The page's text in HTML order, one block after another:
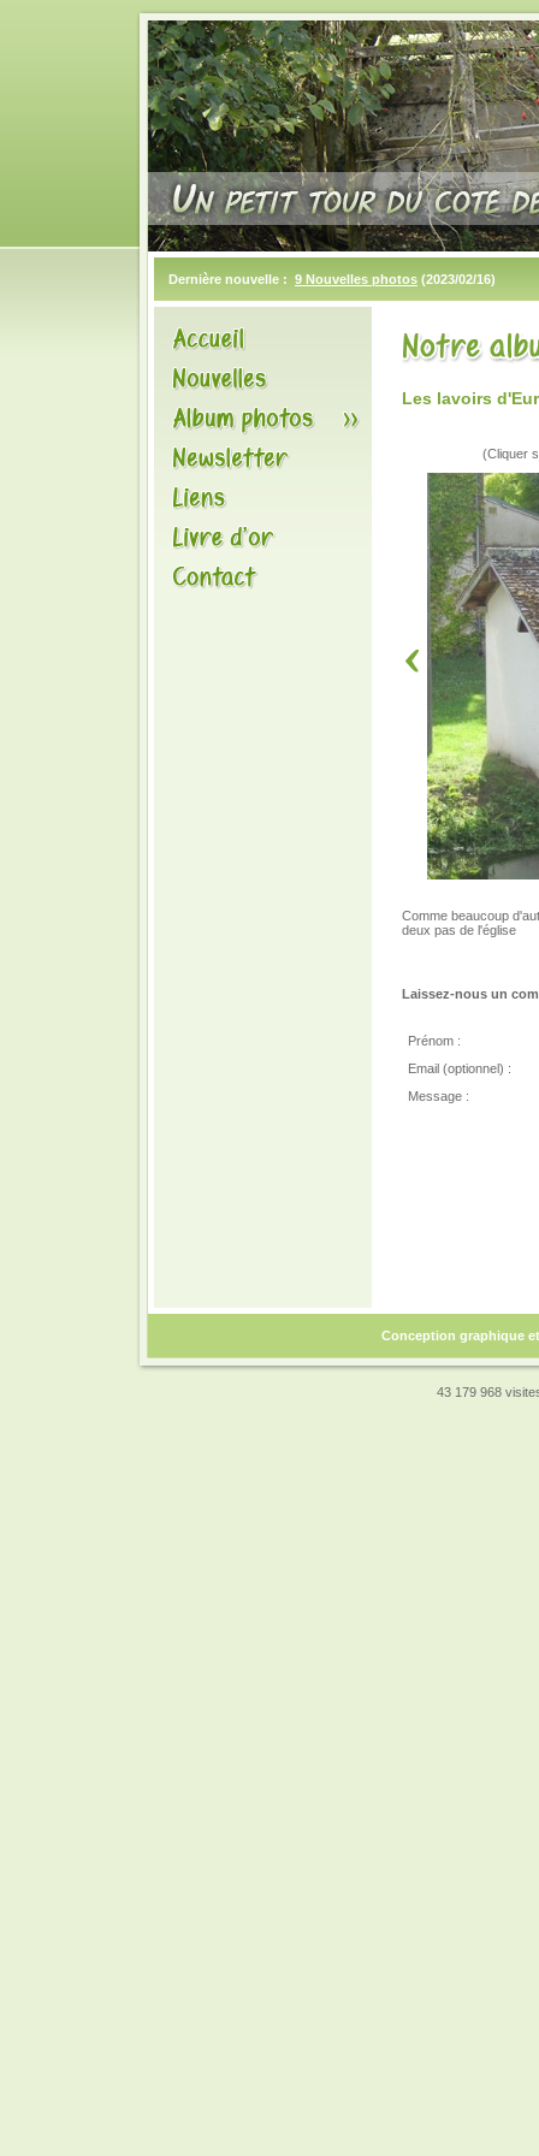
Dernière nouvelle : 9 Nouvelles photos (2023/02/16)
Les lavoirs
(Cliquer
Comme beaucoup
deux pas de l'église
Laissez-nous un
Prénom :
Email (optionnel) :
Message :
Conception graphique
43 179 968